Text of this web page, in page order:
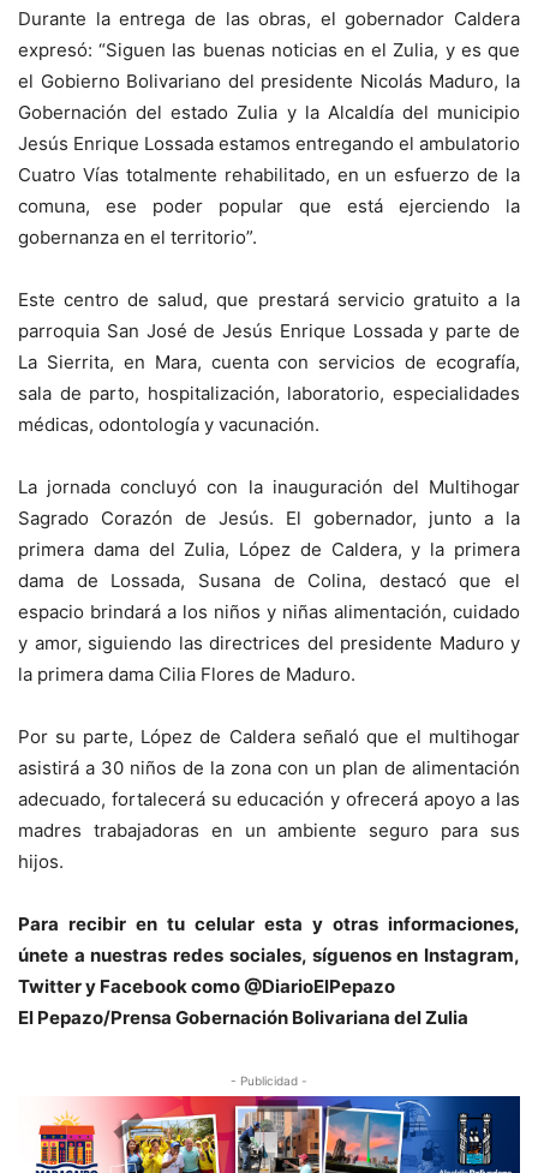
Durante la entrega de las obras, el gobernador Caldera
expresó: “Siguen las buenas noticias en el Zulia, y es que
el Gobierno Bolivariano del presidente Nicolás Maduro, la
Gobernación del estado Zulia y la Alcaldía del municipio
Jesús Enrique Lossada estamos entregando el ambulatorio
Cuatro Vías totalmente rehabilitado, en un esfuerzo de la
comuna, ese poder popular que está ejerciendo la
gobernanza en el territorio”.
Este centro de salud, que prestará servicio gratuito a la
parroquia San José de Jesús Enrique Lossada y parte de
La Sierrita, en Mara, cuenta con servicios de ecografía,
sala de parto, hospitalización, laboratorio, especialidades
médicas, odontología y vacunación.
La jornada concluyó con la inauguración del Multihogar
Sagrado Corazón de Jesús. El gobernador, junto a la
primera dama del Zulia, López de Caldera, y la primera
dama de Lossada, Susana de Colina, destacó que el
espacio brindará a los niños y niñas alimentación, cuidado
y amor, siguiendo las directrices del presidente Maduro y
la primera dama Cilia Flores de Maduro.
Por su parte, López de Caldera señaló que el multihogar
asistirá a 30 niños de la zona con un plan de alimentación
adecuado, fortalecerá su educación y ofrecerá apoyo a las
madres trabajadoras en un ambiente seguro para sus
hijos.
Para recibir en tu celular esta y otras informaciones,
únete a nuestras redes sociales, síguenos en Instagram,
Twitter y Facebook como @DiarioElPepazo
El Pepazo/Prensa Gobernación Bolivariana del Zulia
- Publicidad -